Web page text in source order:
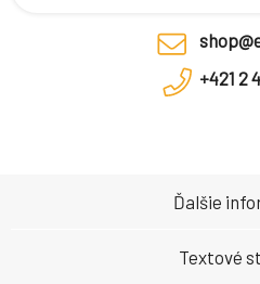
+421 2
Ďalšie
Textové